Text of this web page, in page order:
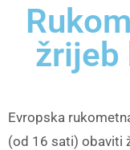
žrijeb
Evropska
(od 16 sati) obaviti